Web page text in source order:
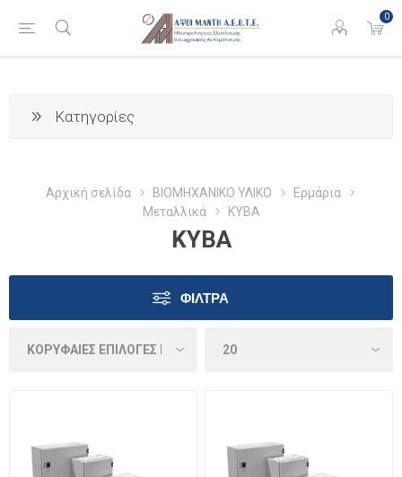
0
Κατηγορίες
Αρχική σελίδα ΒΙΟΜΗΧΑΝΙΚΟ ΥΛΙΚΟ
Ερμάρια
Μεταλλικά
ΚΥΒΑ
ΚΥΒΑ
ΦΊΛΤΡΑ